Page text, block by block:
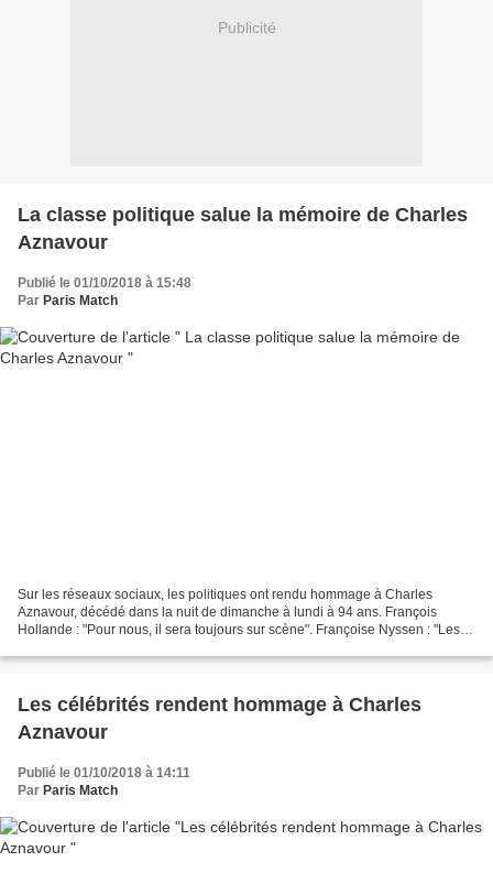
Publicité
La classe politique salue la mémoire de Charles
Aznavour
Publié le 01/10/2018 à 15:48
Par Paris Match
Sur les réseaux sociaux, les politiques ont rendu hommage à Charles
Aznavour, décédé dans la nuit de dimanche à lundi à 94 ans. François
Hollande : "Pour nous, il sera toujours sur scène". Françoise Nyssen : "Les
Les célébrités rendent hommage à Charles
Aznavour
Publié le 01/10/2018 à 14:11
Par Paris Match